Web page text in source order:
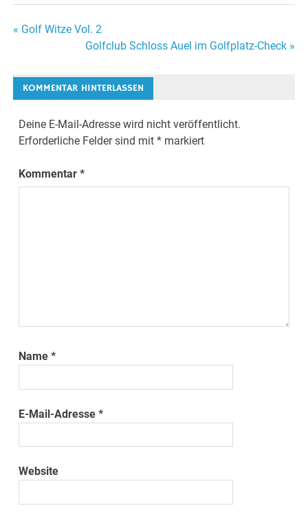
Beitragsnavigation
« Golf Witze Vol. 2
Golfclub Schloss Auel im Golfplatz-Check »
KOMMENTAR HINTERLASSEN
Deine E-Mail-Adresse wird nicht veröffentlicht.
Erforderliche Felder sind mit* markiert
Kommentar*
Name*
E-Mail-Adresse*
Website